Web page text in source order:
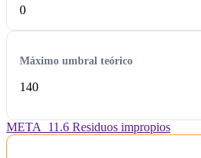
0
Máximo umbral teórico
140
META_11.6 Residuos impropios